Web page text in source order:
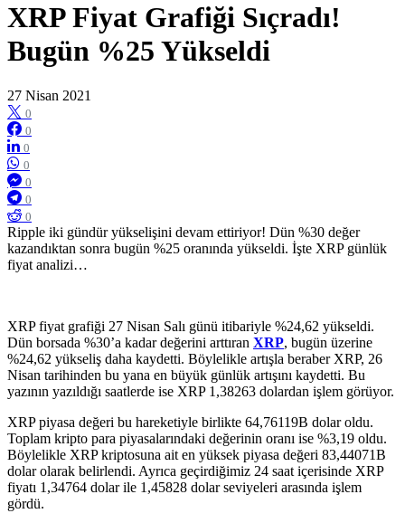
XRP Fiyat Grafiği Sıçradı!
Bugün %25 Yükseldi
27 Nisan 2021
0
0
0
0
0
0
0
Ripple iki gündür yükselişini devam ettiriyor! Dün %30 değer
kazandıktan sonra bugün %25 oranında yükseldi. İşte XRP günlük
fiyat analizi…
XRP fiyat grafiği 27 Nisan Salı günü itibariyle %24,62 yükseldi.
Dün borsada %30’a kadar değerini arttıran XRP, bugün üzerine
%24,62 yükseliş daha kaydetti. Böylelikle artışla beraber XRP, 26
Nisan tarihinden bu yana en büyük günlük artışını kaydetti. Bu
yazının yazıldığı saatlerde ise XRP 1,38263 dolardan işlem görüyor.
XRP piyasa değeri bu hareketiyle birlikte 64,76119B dolar oldu.
Toplam kripto para piyasalarındaki değerinin oranı ise %3,19 oldu.
Böylelikle XRP kriptosuna ait en yüksek piyasa değeri 83,44071B
dolar olarak belirlendi. Ayrıca geçirdiğimiz 24 saat içerisinde XRP
fiyatı 1,34764 dolar ile 1,45828 dolar seviyeleri arasında işlem
gördü.